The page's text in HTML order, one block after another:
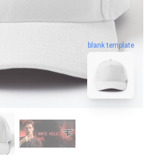
blank template